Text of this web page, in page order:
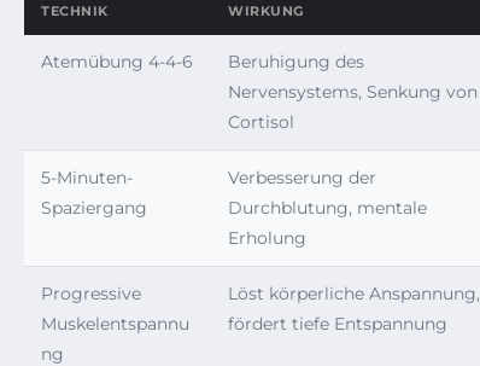
TECHNIK WIRKUNG
Atemübung 4-4-6
Beruhigung des
Nervensystems, Senkung von
Cortisol
5-Minuten-
Spaziergang
Verbesserung der
Durchblutung, mentale
Erholung
Progressive
Muskelentspannu
ng
Löst körperliche Anspannung,
fördert tiefe Entspannung